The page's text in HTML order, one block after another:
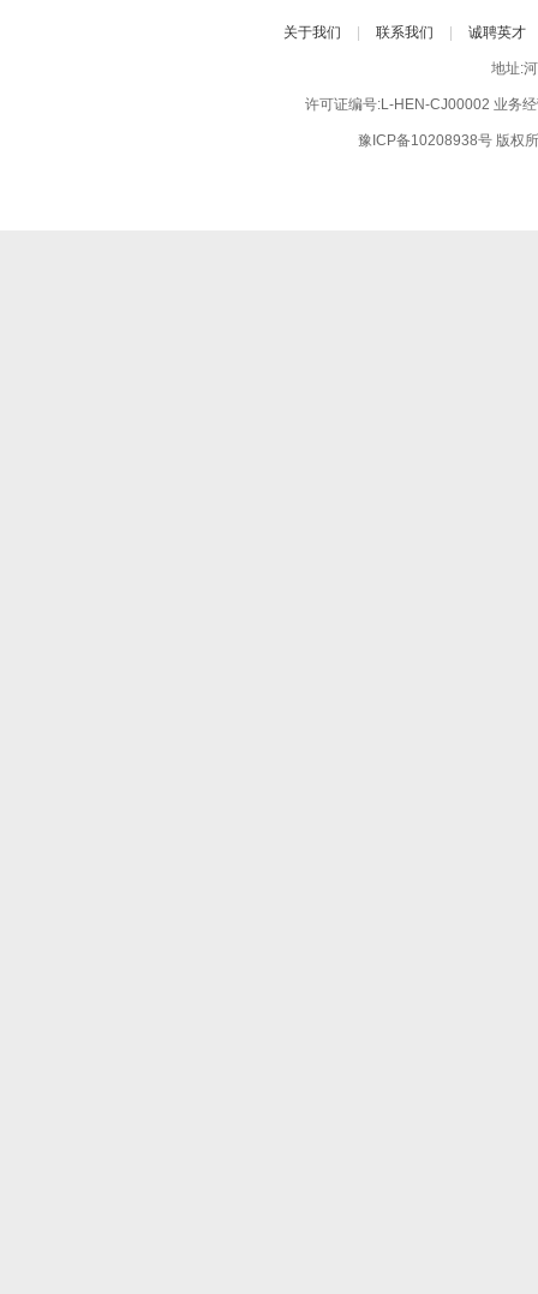
关于我们 联系我们 诚聘英才
地址:
许可证编号:L-HEN-CJ00002 业务
豫ICP备10208938号 版权